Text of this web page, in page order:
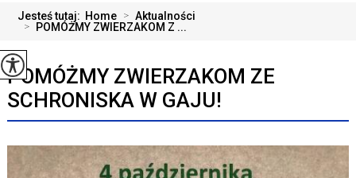
Jesteś tutaj: Home > Aktualności
> POMÓŻMY ZWIERZAKOM Z ...
POMÓŻMY ZWIERZAKOM ZE
SCHRONISKA W GAJU!